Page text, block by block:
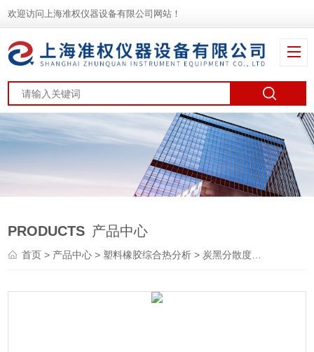
欢迎访问上海准权仪器设备有限公司网站！
PRODUCTS 产品中心
首页> 产品中心 > 塑料橡胶综合热分析 >炭黑分散度测试仪